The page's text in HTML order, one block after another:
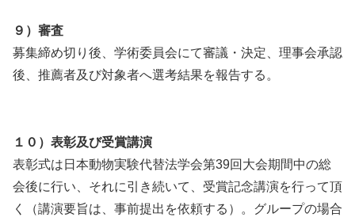
９）審査
募集締め切り後、学術委員会にて審議・決定、理事会承認
後、推薦者及び対象者へ選考結果を報告する。
１０）表彰及び受賞講演
表彰式は日本動物実験代替法学会第39回大会期間中の総
会後に行い、それに引き続いて、受賞記念講演を行って頂
く（講演要旨は、事前提出を依頼する）。グループの場合